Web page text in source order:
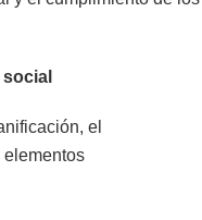
el